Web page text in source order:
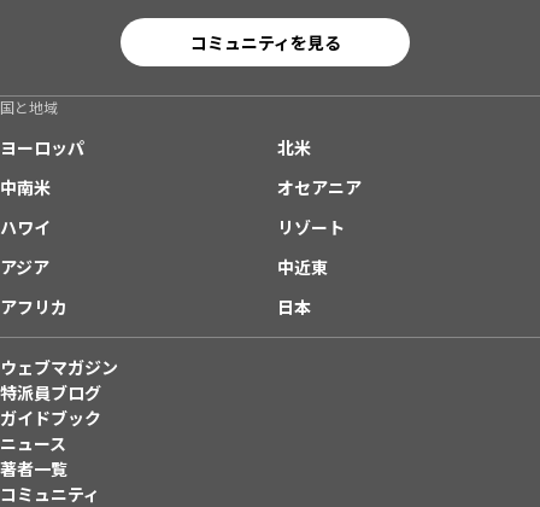
コミュニティを見る
国と地域
ヨーロッパ
北米
中南米
オセアニア
ハワイ
リゾート
アジア
中近東
アフリカ
日本
ウェブマガジン
特派員ブログ
ガイドブック
ニュース
著者一覧
コミュニティ